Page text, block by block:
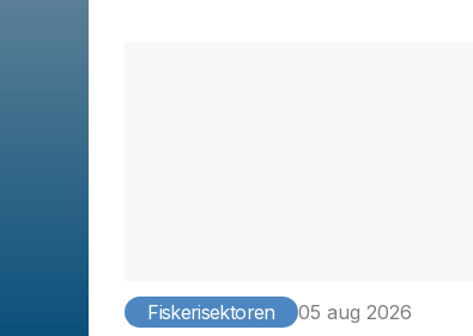
Fiskerisektoren 05 aug 2026